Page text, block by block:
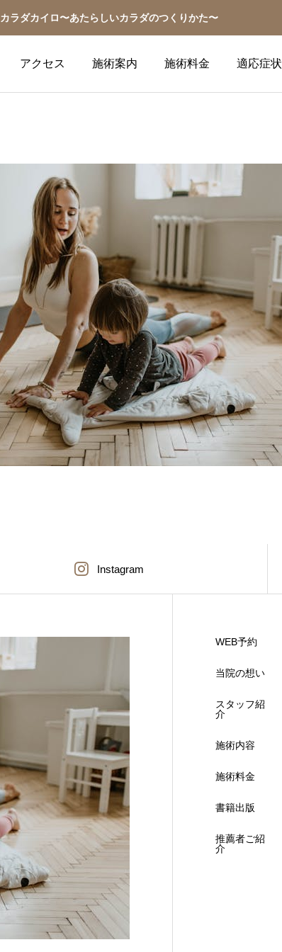
カラダカイロ〜あたらしいカラダのつくりかた〜
アクセス 施術案内 施術料金 適応症状
Instagram
WEB予約
当院の想い
スタッフ紹
介
施術内容
施術料金
書籍出版
推薦者ご紹
介